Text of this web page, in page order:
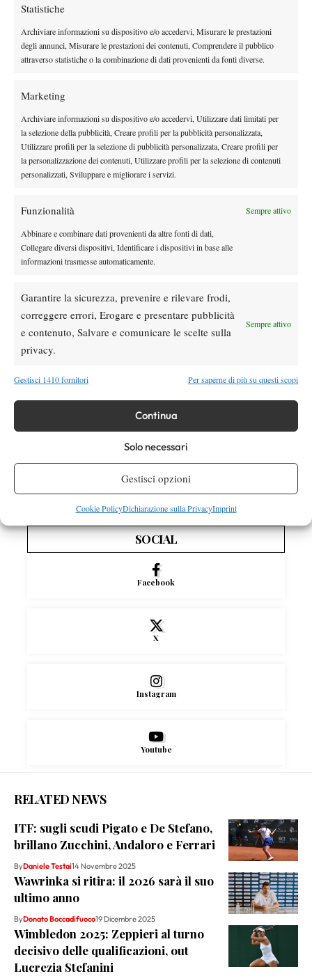
Statistiche
Archiviare informazioni su dispositivo e/o accedervi, Misurare le prestazioni
degli annunci, Misurare le prestazioni dei contenuti, Comprendere il pubblico
attraverso statistiche o la combinazione di dati provenienti da fonti diverse.
Marketing
Archiviare informazioni su dispositivo e/o accedervi, Utilizzare dati limitati per
la selezione della pubblicità, Creare profili per la pubblicità personalizzata,
Utilizzare profili per la selezione di pubblicità personalizzata, Creare profili per
la personalizzazione dei contenuti, Utilizzare profili per la selezione di contenuti
personalizzati, Sviluppare e migliorare i servizi.
Funzionalità Sempre attivo
Abbinare e combinare dati provenienti da altre fonti di dati,
Collegare diversi dispositivi, Identificare i dispositivi in base alle
informazioni trasmesse automaticamente.
Garantire la sicurezza, prevenire e rilevare frodi,
correggere errori, Erogare e presentare pubblicità
e contenuto, Salvare e comunicare le scelte sulla
privacy.
Sempre attivo
Gestisci 1410 fornitori Per saperne di più su questi scopi
Continua
Solo necessari
Gestisci opzioni
Cookie PolicyDichiarazione sulla PrivacyImprint
TAGGED:Primo Piano
News US Open
US Open, Sabalenka: “Con Djokovic
News
Swiatek seconda per percentuale di vittorie
Masters 1000 Montreal 2026: ritiro per
Shapovalov contro Svajda, motivo e cosa
succede con le scommesse
Entry List
femminile: partecipanti e italiani impegnati
SOCIAL
Facebook
X
Instagram
Youtube
RELATED NEWS
ITF: sugli scudi Pigato e De Stefano,
brillano Zucchini, Andaloro e Ferrari
ByDaniele Testai14 Novembre 2025
Wawrinka si ritira: il 2026 sarà il suo
ultimo anno
ByDonato Boccadifuoco19 Dicembre 2025
Wimbledon 2025: Zeppieri al turno
decisivo delle qualificazioni, out
Lucrezia Stefanini